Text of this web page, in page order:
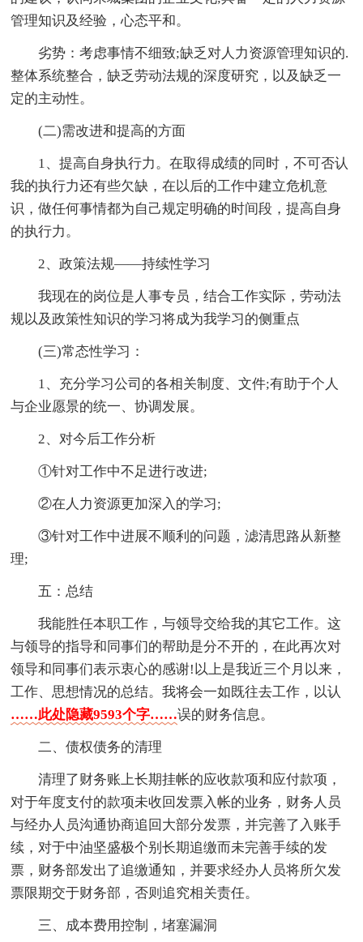
管理知识及经验，心态平和。
劣势：考虑事情不细致;缺乏对人力资源管理知识的.
整体系统整合，缺乏劳动法规的深度研究，以及缺乏一
定的主动性。
(二)需改进和提高的方面
1、提高自身执行力。在取得成绩的同时，不可否认
我的执行力还有些欠缺，在以后的工作中建立危机意
识，做任何事情都为自己规定明确的时间段，提高自身
的执行力。
2、政策法规——持续性学习
我现在的岗位是人事专员，结合工作实际，劳动法
规以及政策性知识的学习将成为我学习的侧重点
(三)常态性学习：
1、充分学习公司的各相关制度、文件;有助于个人
与企业愿景的统一、协调发展。
2、对今后工作分析
①针对工作中不足进行改进;
②在人力资源更加深入的学习;
③针对工作中进展不顺利的问题，滤清思路从新整
理;
五：总结
我能胜任本职工作，与领导交给我的其它工作。这
与领导的指导和同事们的帮助是分不开的，在此再次对
领导和同事们表示衷心的感谢!以上是我近三个月以来，
工作、思想情况的总结。我将会一如既往去工作，以认
……此处隐藏9593个字……误的财务信息。
二、债权债务的清理
清理了财务账上长期挂帐的应收款项和应付款项，
对于年度支付的款项未收回发票入帐的业务，财务人员
与经办人员沟通协商追回大部分发票，并完善了入账手
续，对于中油坚盛极个别长期追缴而未完善手续的发
票，财务部发出了追缴通知，并要求经办人员将所欠发
票限期交于财务部，否则追究相关责任。
三、成本费用控制，堵塞漏洞